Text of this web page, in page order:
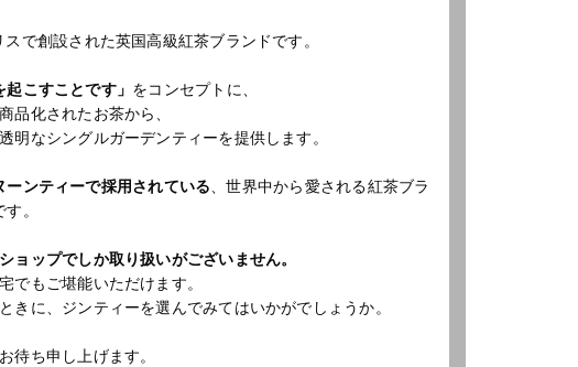
で創設された英国高級紅茶ブランドです。
こすことです」 をコンセプトに、
品化されたお茶から、
なシングルガーデンティーを提供します。
ンティーで採用されている 、世界中から愛される紅茶ブラ
。
ョップでしか取り扱いがございません。
でもご堪能いただけます。
に、ジンティーを選んでみてはいかがでしょうか。
待ち申し上げます。